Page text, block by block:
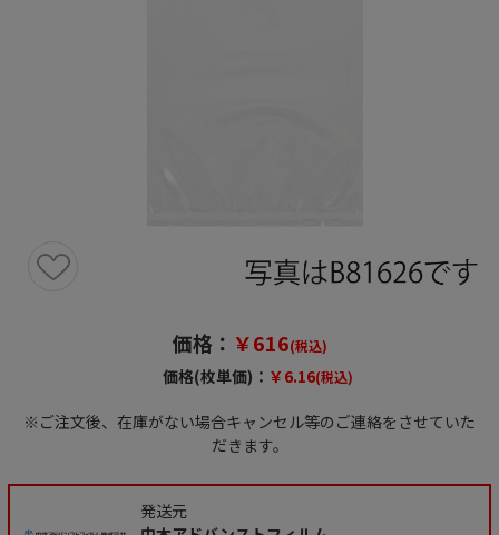
価格： ￥616(税込)
価格(枚単価)： ￥6.16(税込)
※ご注文後、在庫がない場合キャンセル等のご連絡をさせていた
だきます。
発送元